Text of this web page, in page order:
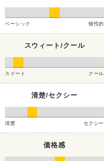
ベーシック 個性的
スウィート/クール
スイート クール
清楚/セクシー
清楚 セクシー
価格感